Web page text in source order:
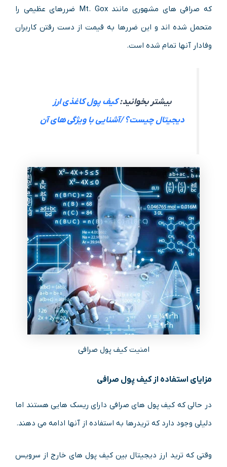
که صرافی های مشهوری مانند Mt. Gox ضررهای عظیمی را
متحمل شده اند و این ضررها به قیمت از دست رقتن کاربران
وفادار آنها تمام شده است.
بیشتر بخوانید:کیف پول کاغذی ارز
دیجیتال چیست؟ /آشنایی با ویژگی های آن
امنیت کیف پول صرافی
مزایای استفاده از کیف پول صرافی
در حالی که کیف پول های صرافی دارای ریسک هایی هستند اما
دلیلی وجود دارد که تریدرها به استفاده از آنها ادامه می دهند.
وقتی که ترید ارز دیجیتال بین کیف پول های خارج از سرویس